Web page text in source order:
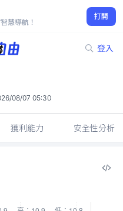
慧導航！
打開
登入
08/07 05:30
獲利能力 安全性分析